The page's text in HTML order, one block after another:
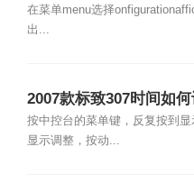
在菜单menu选择
出...
2007款标致307时间如
按中控台的菜单键，反复按到
显示调整，按动...